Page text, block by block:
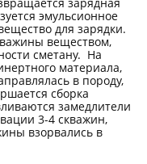
зарядная
эмульсионное
для зарядки.
веществом,
сметану. На
материала,
в породу,
сборка
замедлители
3-4 скважин,
взорвались в